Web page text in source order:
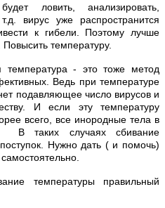
ловить, анализировать,
вирус уже распространится
к гибели. Поэтому лучше
температуру.
- это тоже метод
Ведь при температуре
подавляющее число вирусов и
И если эту температуру
всего, все инородные тела в
В таких случаях сбивание
Нужно дать ( и помочь)
температуры правильный